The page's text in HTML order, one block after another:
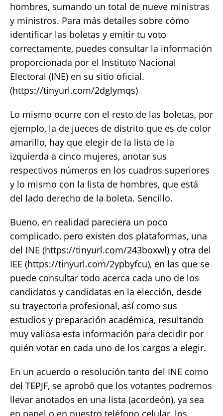
hombres, sumando un total de nueve ministras
y ministros. Para más detalles sobre cómo
identificar las boletas y emitir tu voto
correctamente, puedes consultar la información
proporcionada por el Instituto Nacional
Electoral (INE) en su sitio oficial.
(https://tinyurl.com/2dglymqs)
Lo mismo ocurre con el resto de las boletas, por
ejemplo, la de jueces de distrito que es de color
amarillo, hay que elegir de la lista de la
izquierda a cinco mujeres, anotar sus
respectivos números en los cuadros superiores
y lo mismo con la lista de hombres, que está
del lado derecho de la boleta. Sencillo.
Bueno, en realidad pareciera un poco
complicado, pero existen dos plataformas, una
del INE (https://tinyurl.com/243boxwl) y otra del
IEE (https://tinyurl.com/2ypbyfcu), en las que se
puede consultar todo acerca cada uno de los
candidatos y candidatas en la elección, desde
su trayectoria profesional, así como sus
estudios y preparación académica, resultando
muy valiosa esta información para decidir por
quién votar en cada uno de los cargos a elegir.
En un acuerdo o resolución tanto del INE como
del TEPJF, se aprobó que los votantes podremos
llevar anotados en una lista (acordeón), ya sea